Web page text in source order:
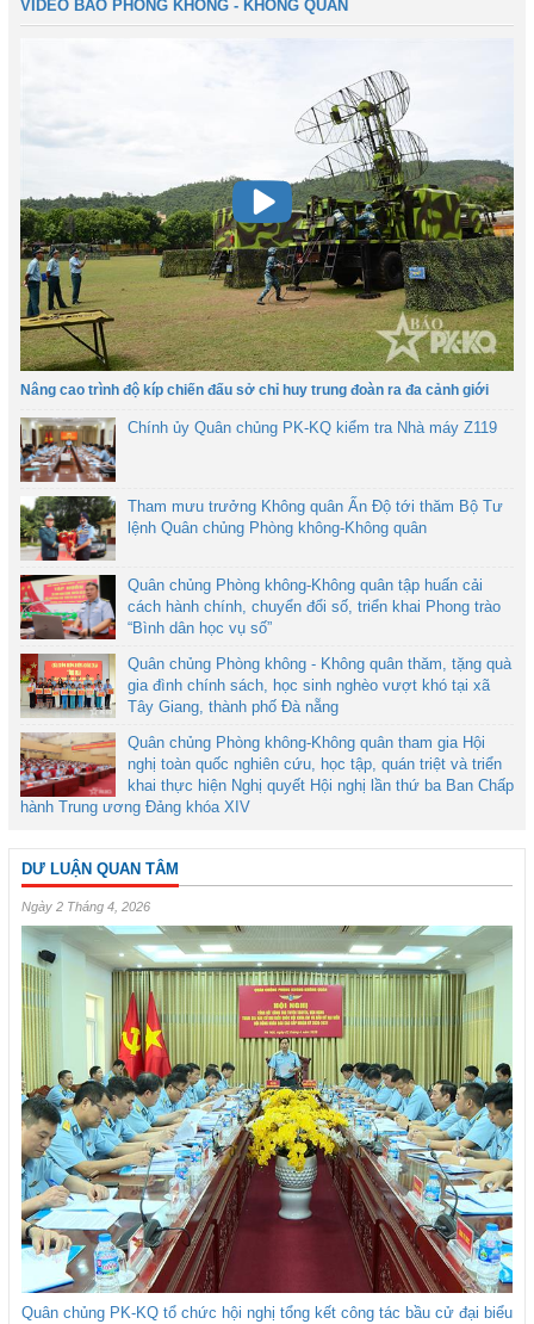
VIDEO BÁO PHÒNG KHÔNG - KHÔNG QUÂN
Nâng cao trình độ kíp chiến đấu sở chỉ huy trung đoàn ra đa cảnh giới
Chính ủy Quân chủng PK-KQ kiểm tra Nhà máy Z119
Tham mưu trưởng Không quân Ấn Độ tới thăm Bộ Tư
lệnh Quân chủng Phòng không-Không quân
Quân chủng Phòng không-Không quân tập huấn cải
cách hành chính, chuyển đổi số, triển khai Phong trào
“Bình dân học vụ số”
Quân chủng Phòng không - Không quân thăm, tặng quà
gia đình chính sách, học sinh nghèo vượt khó tại xã
Tây Giang, thành phố Đà nẵng
Quân chủng Phòng không-Không quân tham gia Hội
nghị toàn quốc nghiên cứu, học tập, quán triệt và triển
khai thực hiện Nghị quyết Hội nghị lần thứ ba Ban Chấp
hành Trung ương Đảng khóa XIV
DƯ LUẬN QUAN TÂM
Ngày 2 Tháng 4, 2026
Quân chủng PK-KQ tổ chức hội nghị tổng kết công tác bầu cử đại biểu